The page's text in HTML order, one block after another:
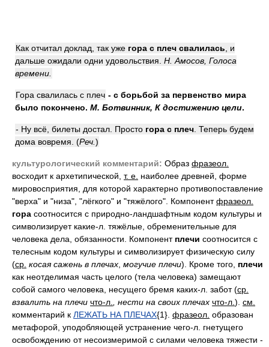
Как отчитал доклад, так уже гора с плеч свалилась , и
дальше ожидали одни удовольствия. Н. Амосов, Голоса
времени.
Гора свалилась с плеч - с борьбой за первенство мира
было покончено. М. Ботвинник, К достижению цели.
- Ну всё, билеты достал. Просто гора с плеч . Теперь будем
дома вовремя. (Реч. )
культурологический комментарий: Образ фразеол.
восходит к архетипической, т. е. наиболее древней, форме
мировосприятия, для которой характерно противопоставление
"верха" и "низа", "лёгкого" и "тяжёлого". Компонентфразеол.
гора соотносится с природно-ландшафтным кодом культуры и
символизирует какие-л. тяжёлые, обременительные для
человека дела, обязанности. Компонент плечи соотносится с
телесным кодом культуры и символизирует физическую силу
(ср. косая сажень в плечах могучие плечи). Кроме того, плечи
как неотделимая часть целого (тела человека) замещают
собой самого человека, несущего бремя каких-л. забот (ср.
взвалить на плечи что-л. , нести на своих плечах что-л. ). см.
комментарий к ЛЕЖАТЬ НА ПЛЕЧАХ{1}. фразеол. образован
метафорой, уподобляющей устранение чего-л. гнетущего
освобождению от несоизмеримой с силами человека тяжести -